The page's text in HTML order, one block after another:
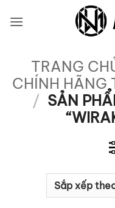
qua
TRANG
CHÍNH HÃNG
/ SẢN